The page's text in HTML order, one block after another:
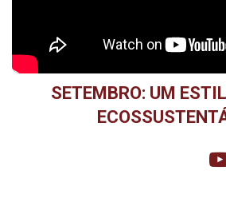
SETEMBRO: UM